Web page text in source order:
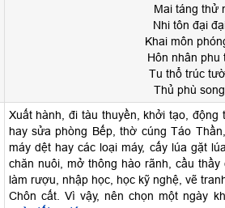
Mai táng thử
Nhi tôn đại
Khai môn
Hôn nhân phu
Tu thổ trúc
Thủ phù
Xuất hành, đi tàu thuyền, khởi tạo,
hay sửa phòng Bếp, thờ cúng Táo
máy dệt hay các loại máy, cấy lúa gặt
chăn nuôi, mở thông hào rãnh, cầu
làm rượu, nhập học, học kỹ nghệ, vẽ
Chôn cất. Vì vậy, nên chọn một ngày